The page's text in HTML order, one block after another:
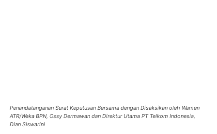
Penandatanganan Surat Keputusan Bersama dengan Disaksikan oleh Wamen
ATR/Waka BPN, Ossy Dermawan dan Direktur Utama PT Telkom Indonesia,
Dian Siswarini